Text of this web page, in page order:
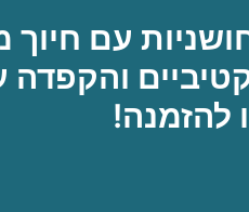
עם חיוך
להזמנה!